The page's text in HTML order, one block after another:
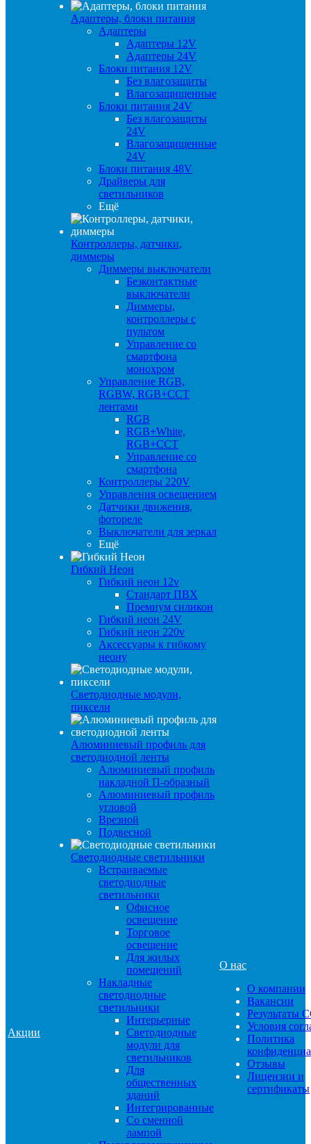
Акции
Адаптеры, блоки питания
Адаптеры
Адаптеры 12V
Адаптеры 24V
Блоки питания 12V
Без влагозащиты
Влагозащищенные
Блоки питания 24V
Без влагозащиты
24V
Влагозащищенные
24V
Блоки питания 48V
Драйверы для
светильников
Ещё
Контроллеры, датчики,
диммеры
Диммеры выключатели
Безконтактные
выключатели
Диммеры,
контроллеры с
пультом
Управление со
смартфона
монохром
Управление RGB,
RGBW, RGB+CCT
лентами
RGB
RGB+White,
RGB+CCT
Управление со
смартфона
Контроллеры 220V
Управления освещением
Датчики движения,
фотореле
Выключатели для зеркал
Ещё
Гибкий Неон
Гибкий неон 12v
Стандарт ПВХ
Премиум силикон
Гибкий неон 24V
Гибкий неон 220v
Аксессуары к гибкому
неону
Светодиодные модули,
пиксели
Алюминиевый профиль для
светодиодной ленты
Алюминиевый профиль
накладной П-образный
Алюминиевый профиль
угловой
Врезной
Подвесной
Светодиодные светильники
Встраиваемые
светодиодные
светильники
Офисное
освещение
Торговое
освещение
Для жилых
помещений
Накладные
светодиодные
светильники
Интерьерные
Светодиодные
модули для
светильников
Для
общественных
зданий
Интегрированные
Со сменной
лампой
О нас
О компании
Вакансии
Результаты
Условия
Политика
Отзывы
Лицензии и
сертификаты